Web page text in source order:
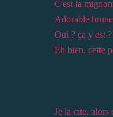
C'est la
Adorable
Oui ? ça y est ?
Eh bien, cette
Je la cite, alors